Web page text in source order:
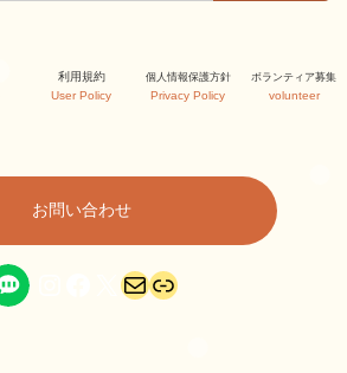
ク
利用規約
User Policy
カ
ラ
ク
個人情報保護方針
Privacy Policy
カ
ク
ボランティア募集
volunteer
お問い合わせ
Instagram
Facebook
メールリンク